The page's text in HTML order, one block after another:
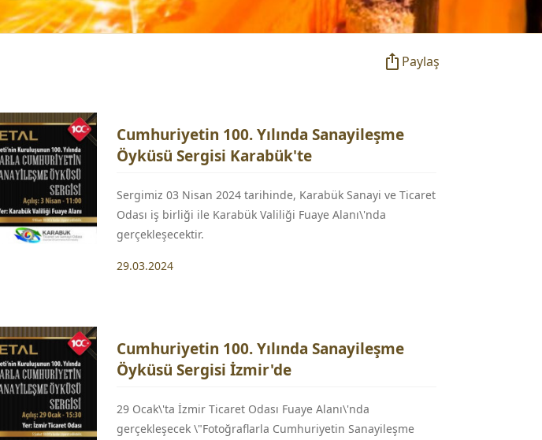
Paylaş
Cumhuriyetin 100. Yılında Sanayileşme
Öyküsü Sergisi Karabük'te
Sergimiz 03 Nisan 2024 tarihinde, Karabük Sanayi ve Ticaret
Odası iş birliği ile Karabük Valiliği Fuaye Alanı\'nda
gerçekleşecektir.
29.03.2024
Cumhuriyetin 100. Yılında Sanayileşme
Öyküsü Sergisi İzmir'de
29 Ocak\'ta İzmir Ticaret Odası Fuaye Alanı\'nda
gerçekleşecek \"Fotoğraflarla Cumhuriyetin Sanayileşme